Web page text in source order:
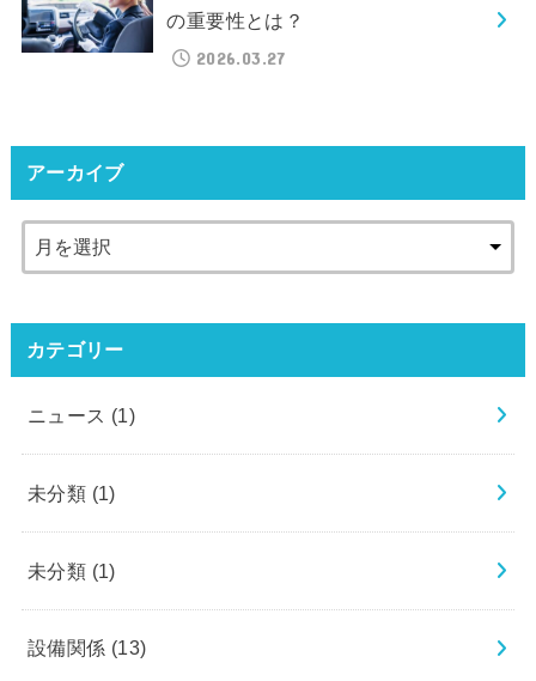
の重要性とは？
2026.03.27
アーカイブ
カテゴリー
ニュース (1)
未分類 (1)
未分類 (1)
設備関係 (13)